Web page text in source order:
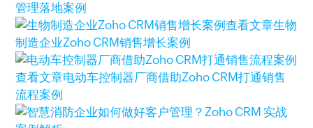
管理落地案例
查看文章生物
制造企业Zoho CRM销售增长案例
查看文章电动车控制器厂商借助Zoho CRM打通销售
流程案例